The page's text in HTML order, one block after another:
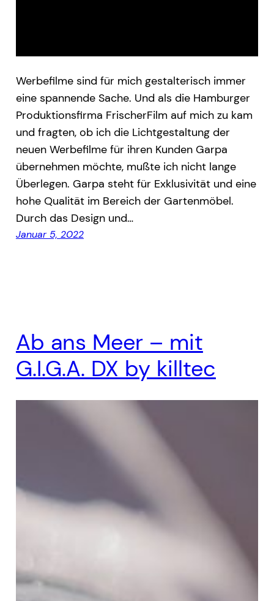
Werbefilme sind für mich gestalterisch immer
eine spannende Sache. Und als die Hamburger
Produktionsfirma FrischerFilm auf mich zu kam
und fragten, ob ich die Lichtgestaltung der
neuen Werbefilme für ihren Kunden Garpa
übernehmen möchte, mußte ich nicht lange
Überlegen. Garpa steht für Exklusivität und eine
hohe Qualität im Bereich der Gartenmöbel.
Durch das Design und…
Januar 5, 2022
Ab ans Meer – mit
G.I.G.A. DX by killtec